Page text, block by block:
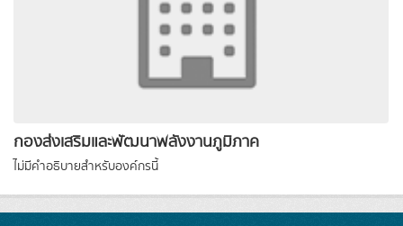
กองส่งเสริมและพัฒนาพลังงานภูมิภาค
ไม่มีคำอธิบายสำหรับองค์กรนี้